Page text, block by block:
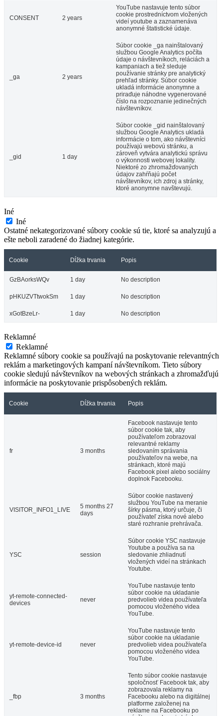
CONSENT 2 years
YouTube nastavuje tento súbor
cookie prostredníctvom vložených
videí youtube a zaznamenáva
anonymné štatistické údaje.
_ga 2 years
Súbor cookie _ga nainštalovaný
službou Google Analytics počíta
údaje o návštevníkoch, reláciách a
kampaniach a tiež sleduje
používanie stránky pre analytický
prehľad stránky. Súbor cookie
ukladá informácie anonymne a
priraďuje náhodne vygenerované
číslo na rozpoznanie jedinečných
návštevníkov.
_gid 1 day
Súbor cookie _gid nainštalovaný
službou Google Analytics ukladá
informácie o tom, ako návštevníci
používajú webovú stránku, a
zároveň vytvára analytickú správu
o výkonnosti webovej lokality.
Niektoré zo zhromažďovaných
údajov zahŕňajú počet
návštevníkov, ich zdroj a stránky,
ktoré anonymne navštevujú.
Iné
Iné
Ostatné nekategorizované súbory cookie sú tie, ktoré sa analyzujú a
ešte neboli zaradené do žiadnej kategórie.
Cookie Dĺžka trvania Popis
GzBAorksWQv 1 day No description
pHKUZVTtwokSm 1 day No description
xGotBzeLr- 1 day No description
Reklamné
Reklamné
Reklamné súbory cookie sa používajú na poskytovanie relevantných
reklám a marketingových kampaní návštevníkom. Tieto súbory
cookie sledujú návštevníkov na webových stránkach a zhromažďujú
informácie na poskytovanie prispôsobených reklám.
Cookie Dĺžka trvania Popis
fr 3 months
Facebook nastavuje tento
súbor cookie tak, aby
používateľom zobrazoval
relevantné reklamy
sledovaním správania
používateľov na webe, na
stránkach, ktoré majú
Facebook pixel alebo sociálny
doplnok Facebooku.
VISITOR_INFO1_LIVE
5 months 27
days
Súbor cookie nastavený
službou YouTube na meranie
šírky pásma, ktorý určuje, či
používateľ získa nové alebo
staré rozhranie prehrávača.
YSC session
Súbor cookie YSC nastavuje
Youtube a používa sa na
sledovanie zhliadnutí
vložených videí na stránkach
Youtube.
yt-remote-connected-
devices
never
YouTube nastavuje tento
súbor cookie na ukladanie
predvolieb videa používateľa
pomocou vloženého videa
YouTube.
yt-remote-device-id never
YouTube nastavuje tento
súbor cookie na ukladanie
predvolieb videa používateľa
pomocou vloženého videa
YouTube.
_fbp 3 months
Tento súbor cookie nastavuje
spoločnosť Facebook tak, aby
zobrazovala reklamy na
Facebooku alebo na digitálnej
platforme založenej na
reklame na Facebooku po